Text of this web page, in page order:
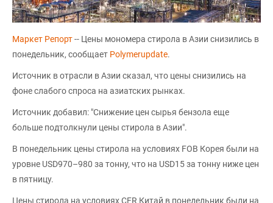
Маркет Репорт-- Цены мономера стирола в Азии снизились в
понедельник, сообщает Polymerupdate.
Источник в отрасли в Азии сказал, что цены снизились на
фоне слабого спроса на азиатских рынках.
Источник добавил: "Снижение цен сырья бензола еще
больше подтолкнули цены стирола в Азии".
В понедельник цены стирола на условиях FOB Корея были на
уровне USD970–980 за тонну, что на USD15 за тонну ниже цен
в пятницу.
Цены стирола на условиях CFR Китай в понедельник были на